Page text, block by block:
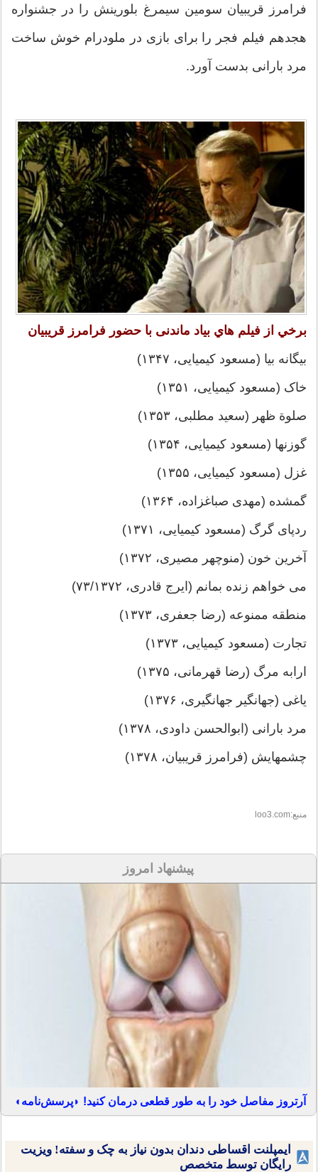
فرامرز قریبیان سومین سیمرغ بلورینش را در جشنواره
هجدهم فیلم فجر را برای بازی در ملودرام خوش ساخت
مرد بارانی بدست آورد.
برخي از فيلم هاي بياد ماندنی با حضور فرامرز قریبیان
بیگانه بیا (مسعود کیمیایی، ۱۳۴۷)
خاک (مسعود کیمیایی، ۱۳۵۱)
صلوة ظهر (سعید مطلبی، ۱۳۵۳)
گوزنها (مسعود کیمیایی، ۱۳۵۴)
غزل (مسعود کیمیایی، ۱۳۵۵)
گمشده (مهدی صباغزاده، ۱۳۶۴)
ردپای گرگ (مسعود کیمیایی، ۱۳۷۱)
آخرین خون (منوچهر مصیری، ۱۳۷۲)
می خواهم زنده بمانم (ایرج قادری، ۷۳/۱۳۷۲)
منطقه ممنوعه (رضا جعفری، ۱۳۷۳)
تجارت (مسعود کیمیایی، ۱۳۷۳)
ارابه مرگ (رضا قهرمانی، ۱۳۷۵)
یاغی (جهانگیر جهانگیری، ۱۳۷۶)
مرد بارانی (ابوالحسن داودی، ۱۳۷۸)
چشمهایش (فرامرز قریبیان، ۱۳۷۸)
منبع:loo3.com
پیشنهاد امروز
آرتروز مفاصل خود را به طور قطعی درمان کنید! ◗پرسش‌نامه◖
ایمپلنت اقساطی دندان بدون نیاز به چک و سفته! ویزیت
رایگان توسط متخصص